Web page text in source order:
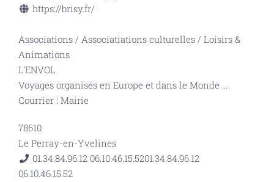
https://brisy.fr/
Associations / Associatiations culturelles / Loisirs &
Animations
L'ENVOL
Voyages organisés en Europe et dans le Monde ...
Courrier : Mairie
78610
Le Perray-en-Yvelines
01.34.84.96.12 06.10.46.15.5201.34.84.96.12
06.10.46.15.52